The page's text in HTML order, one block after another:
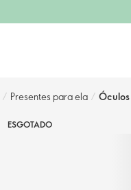
/ Presentes para ela / Óculos
ESGOTADO